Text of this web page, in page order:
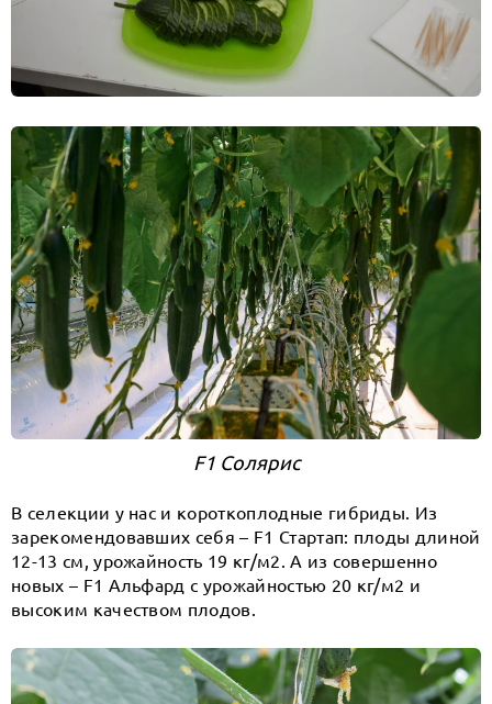
F1 Солярис
В селекции у нас и короткоплодные гибриды. Из
зарекомендовавших себя – F1 Стартап: плоды длиной
12-13 см, урожайность 19 кг/м2. А из совершенно
новых – F1 Альфард с урожайностью 20 кг/м2 и
высоким качеством плодов.